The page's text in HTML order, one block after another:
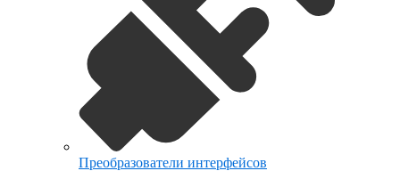
Преобразователи интерфейсов